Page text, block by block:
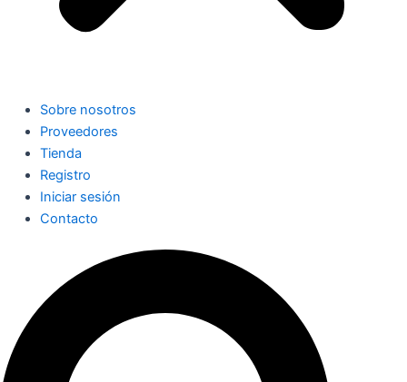
Sobre nosotros
Proveedores
Tienda
Registro
Iniciar sesión
Contacto